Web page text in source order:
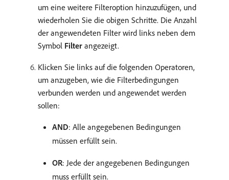
um eine weitere Filteroption hinzuzufügen, und
wiederholen Sie die obigen Schritte. Die Anzahl
der angewendeten Filter wird links neben dem
Symbol Filter angezeigt.
Klicken Sie links auf die folgenden Operatoren,
um anzugeben, wie die Filterbedingungen
verbunden werden und angewendet werden
sollen:
AND: Alle angegebenen Bedingungen
müssen erfüllt sein.
OR: Jede der angegebenen Bedingungen
muss erfüllt sein.